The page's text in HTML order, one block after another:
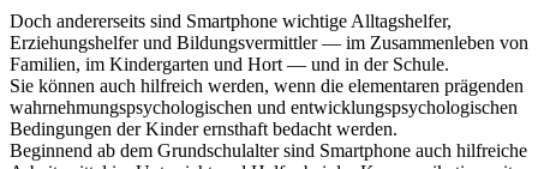
Doch andererseits sind Smartphone wichtige Alltagshelfer,
Erziehungshelfer und Bildungsvermittler — im Zusammenleben von
Familien, im Kindergarten und Hort — und in der Schule.
Sie können auch hilfreich werden, wenn die elementaren prägenden
wahrnehmungspsychologischen und entwicklungspsychologischen
Bedingungen der Kinder ernsthaft bedacht werden.
Beginnend ab dem Grundschulalter sind Smartphone auch hilfreiche